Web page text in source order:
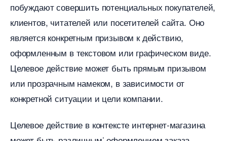
побуждают совершить потенциальных покупателей,
клиентов, читателей или посетителей сайта. Оно
является конкретным призывом к действию,
оформленным в текстовом или графическом виде.​
Целевое действие может быть прямым призывом
или прозрачным намеком, в зависимости от
конкретной ситуации и цели компании.​
Целевое действие в контексте интернет-магазина